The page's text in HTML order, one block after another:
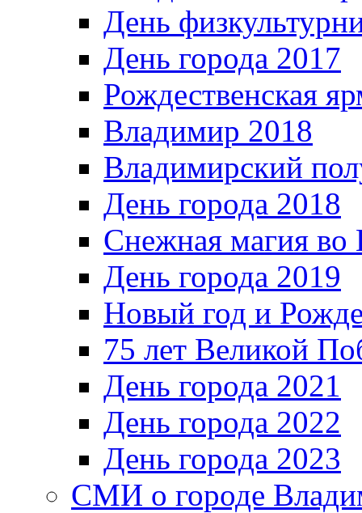
День
День города 2017
Рождественская
Владимир 2018
Владимирский
День города 2018
Снежная магия во
День города 2019
Новый год и
75 лет Великой
День города 2021
День города 2022
День города 2023
СМИ о городе